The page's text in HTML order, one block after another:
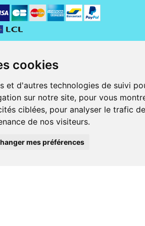
cookies
et d'autres technologies de suivi
sur notre site, pour vous
ciblées, pour analyser le trafic
de nos visiteurs.
mes préférences
Jeanne d' Harcourt, 80300 Albert.
ordonnance.
et iPod touch), ou sur Google Play (pour Androïd 5.0 ou
Bancontact, PayPal.